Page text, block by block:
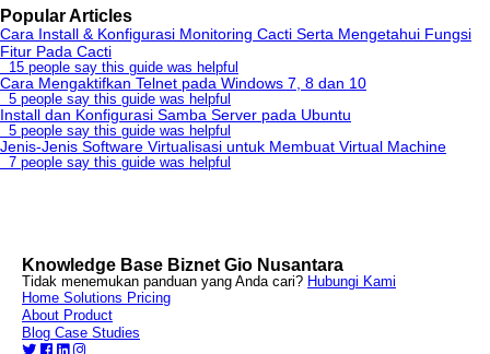
Popular Articles
Cara Install & Konfigurasi Monitoring Cacti Serta Mengetahui Fungsi
Fitur Pada Cacti
15 people say this guide was helpful
Cara Mengaktifkan Telnet pada Windows 7, 8 dan 10
5 people say this guide was helpful
Install dan Konfigurasi Samba Server pada Ubuntu
5 people say this guide was helpful
Jenis-Jenis Software Virtualisasi untuk Membuat Virtual Machine
7 people say this guide was helpful
Knowledge Base Biznet Gio Nusantara
Tidak menemukan panduan yang Anda cari? Hubungi Kami
Home Solutions Pricing
About Product
Blog Case Studies